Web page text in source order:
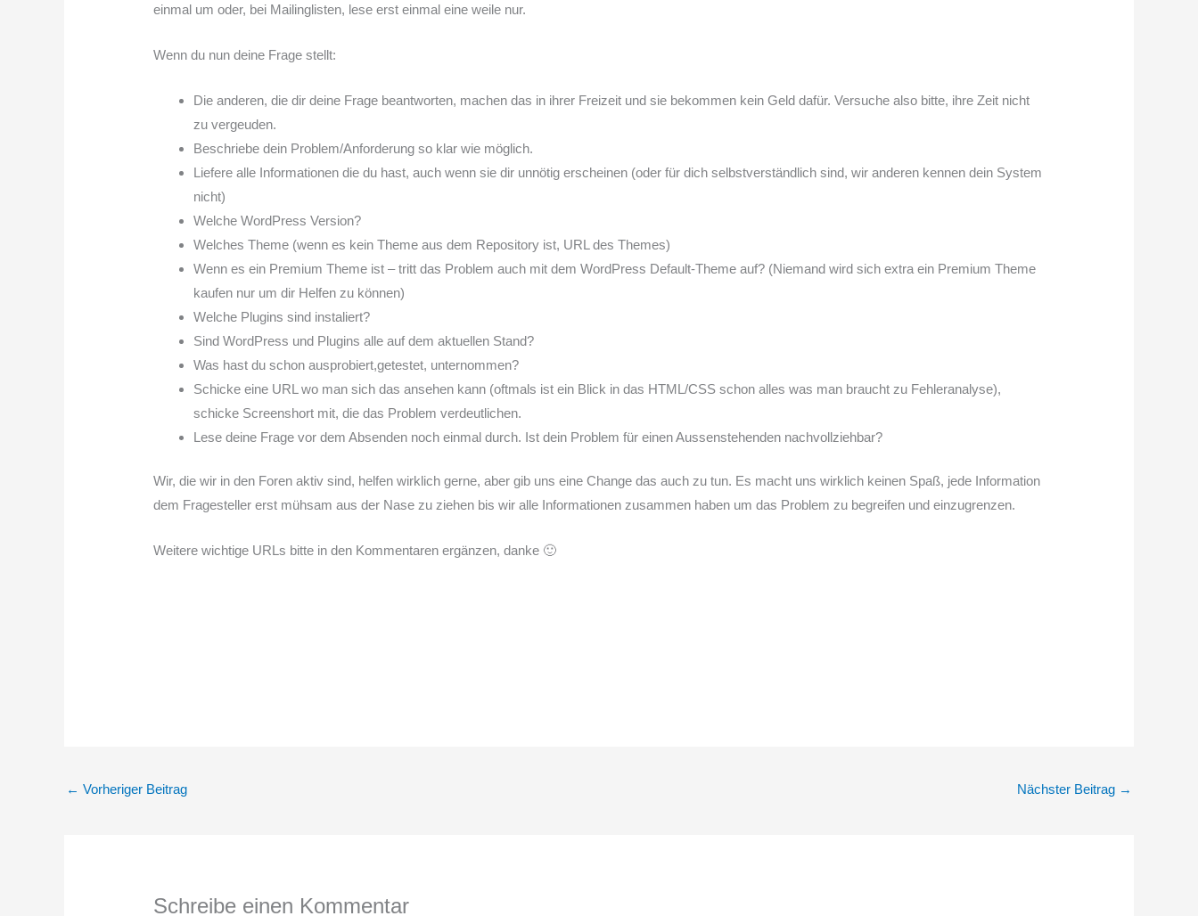
einmal um oder, bei Mailinglisten, lese erst einmal eine weile nur.
Wenn du nun deine Frage stellt:
Die anderen, die dir deine Frage beantworten, machen das in ihrer Freizeit und sie bekommen kein Geld dafür. Versuche also bitte, ihre Zeit nicht
zu vergeuden.
Beschriebe dein Problem/Anforderung so klar wie möglich.
Liefere alle Informationen die du hast, auch wenn sie dir unnötig erscheinen (oder für dich selbstverständlich sind, wir anderen kennen dein System
nicht)
Welche WordPress Version?
Welches Theme (wenn es kein Theme aus dem Repository ist, URL des Themes)
Wenn es ein Premium Theme ist – tritt das Problem auch mit dem WordPress Default-Theme auf? (Niemand wird sich extra ein Premium Theme
kaufen nur um dir Helfen zu können)
Welche Plugins sind instaliert?
Sind WordPress und Plugins alle auf dem aktuellen Stand?
Was hast du schon ausprobiert,getestet, unternommen?
Schicke eine URL wo man sich das ansehen kann (oftmals ist ein Blick in das HTML/CSS schon alles was man braucht zu Fehleranalyse),
schicke Screenshort mit, die das Problem verdeutlichen.
Lese deine Frage vor dem Absenden noch einmal durch. Ist dein Problem für einen Aussenstehenden nachvollziehbar?
Wir, die wir in den Foren aktiv sind, helfen wirklich gerne, aber gib uns eine Change das auch zu tun. Es macht uns wirklich keinen Spaß, jede Information
dem Fragesteller erst mühsam aus der Nase zu ziehen bis wir alle Informationen zusammen haben um das Problem zu begreifen und einzugrenzen.
Weitere wichtige URLs bitte in den Kommentaren ergänzen, danke 🙂
← Vorheriger Beitrag Nächster Beitrag →
Schreibe einen Kommentar